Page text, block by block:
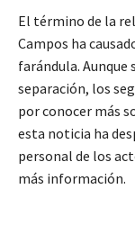
El término de la
Campos ha
farándula. Aunque
separación, los
por conocer más
esta noticia ha
personal de los
más información.